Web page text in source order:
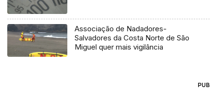
Associação de Nadadores-
Salvadores da Costa Norte de São
Miguel quer mais vigilância
PUB